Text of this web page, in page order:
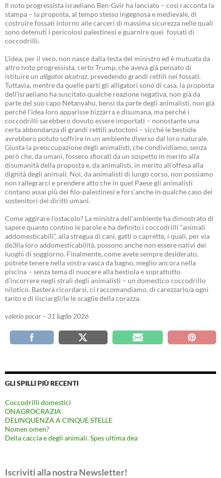
Il noto progressista israeliano Ben-Gvir ha lanciato – così racconta la
stampa – la proposta, al tempo stesso ingegnosa e medievale, di
costruire fossati intorno alle carceri di massima sicurezza nelle quali
sono detenuti i pericolosi palestinesi e guarnire quei fossati di
coccodrilli.
L’idea, per il vero, non nasce dalla testa del ministro ed è mutuata da
altro noto progressista, certo Trump, che aveva già pensato di
istituire un alligator alcatraz, prevedendo grandi rettili nei fossati.
Tuttavia, mentre da quelle parti gli alligatori sono di casa, la proposta
dell’israeliano ha suscitato qualche reazione negativa, non già da
parte del suo capo Netanyahu, bensì da parte degli animalisti, non già
perché l’idea loro apparisse bizzarra e disumana, ma perché i
coccodrilli sarebbero dovuto essere importati – nonostante una
certa abbondanza di grandi rettili autoctoni – sicché le bestiole
avrebbero potuto soffrire in un ambiente diverso dal loro naturale.
Giusta la preoccupazione degli animalisti, che condividiamo, senza
però che, da umani, fossero sfiorati da un sospetto in merito alla
disumanità della proposta e, da animalisti, in merito all’offesa alla
dignità degli animali. Noi, da animalisti di lungo corso, non possiamo
non rallegrarci e prendere atto che in quel Paese gli animalisti
contano assai più dei filo-palestinesi e fors’anche in qualche caso dei
sostenitori dei diritti umani.
Come aggirare l’ostacolo? La ministra dell’ambiente ha dimostrato di
sapere quanto contino le parole e ha definito i coccodrilli “animali
addomesticabili”, alla stregua di cani, gatti o caprette, i quali, per via
de3lla loro addomesticabilità, possono anche non essere nativi dei
luoghi di soggiorno. Finalmente, come avete sempre desiderato,
potrete tenere nella vostra vasca da bagno, meglio ancora nella
piscina – senza tema di nuocere alla bestiola e soprattutto
d’incorrere negli strali degli animalisti – un domestico coccodrillo
nilotico. Basterà ricordarsi, ci raccomandiamo, di carezzarlo/a ogni
tanto e di lisciargli/le le scaglie della corazza.
valerio pocar – 31 luglio 2026
GLI SPILLI PIÙ RECENTI
Coccodrilli domestici
ONAGROCRAZIA
DELINQUENZA A CINQUE STELLE
Nomen omen?
Della caccia e degli animali. Spes ultima dea
Iscriviti alla nostra Newsletter!